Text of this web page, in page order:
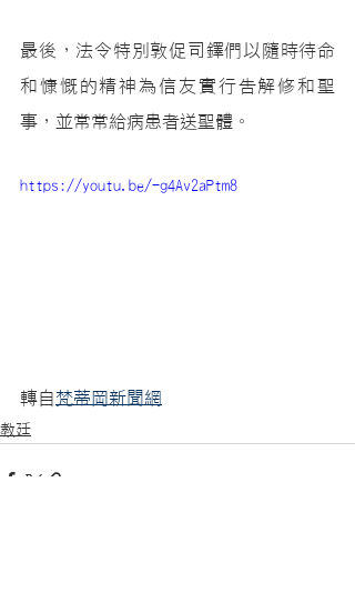
最後，法令特別敦促司鐸們以隨時待命
和慷慨的精神為信友實行告解修和聖
事，並常常給病患者送聖體。
https://youtu.be/-g4Av2aPtm8
轉自梵蒂岡新聞網
教廷